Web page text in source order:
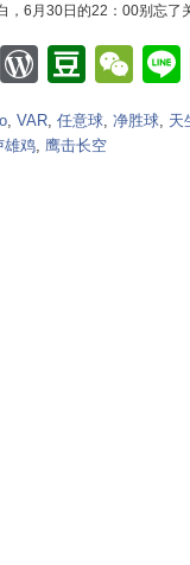
6月30日的22：00别忘了
Threads
,VAR,任意球,净胜球, 天
雄鸡,鹰击长空